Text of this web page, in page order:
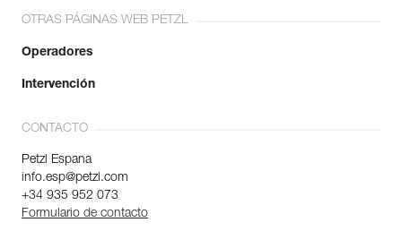
OTRAS PÁGINAS WEB PETZL
Operadores
Intervención
CONTACTO
Petzl Espana
info.esp@petzl.com
+34 935 952 073
Formulario de contacto